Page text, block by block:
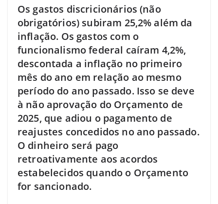
Os gastos discricionários (não
obrigatórios) subiram 25,2% além da
inflação. Os gastos com o
funcionalismo federal caíram 4,2%,
descontada a inflação no primeiro
mês do ano em relação ao mesmo
período do ano passado. Isso se deve
à não aprovação do Orçamento de
2025, que adiou o pagamento de
reajustes concedidos no ano passado.
O dinheiro será pago
retroativamente aos acordos
estabelecidos quando o Orçamento
for sancionado.